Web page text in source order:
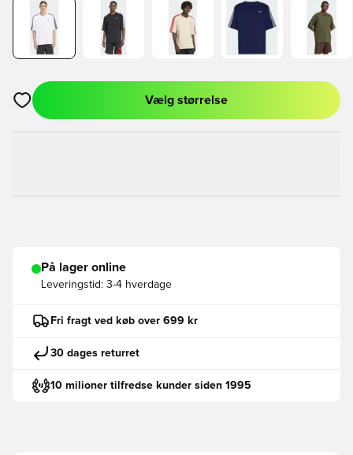
Åbner en Modal til at logge ind eller tilmelde dig som medlem
Vælg størrelse
På lager online
Leveringstid: 3-4 hverdage
Fri fragt ved køb over 699 kr
30 dages returret
10 milioner tilfredse kunder siden 1995